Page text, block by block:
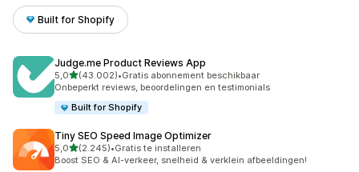
Built for Shopify
Judge.me Product Reviews App
5,0van 5 sterren
(43.002)
43002 recensies in totaal
•Gratis abonnement beschikbaar
Onbeperkt reviews, beoordelingen en testimonials
Built for Shopify
Tiny SEO Speed Image Optimizer
5,0van 5 sterren
(2.245)
2245 recensies in totaal
•Gratis te installeren
Boost SEO & AI-verkeer, snelheid & verklein afbeeldingen!